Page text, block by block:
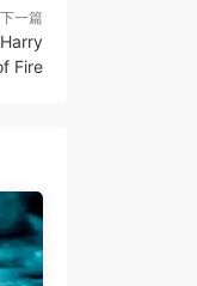
下一篇
Fire